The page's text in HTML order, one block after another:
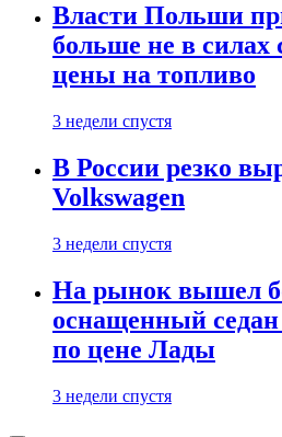
Власти Польши
больше не в силах
цены на топливо
3 недели спустя
В России резко
Volkswagen
3 недели спустя
На рынок вышел
оснащенный
по цене Лады
3 недели спустя